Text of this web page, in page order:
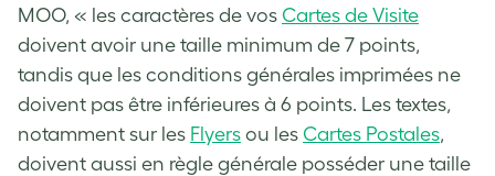
MOO, « les caractères de vos Cartes de Visite
doivent avoir une taille minimum de 7 points,
tandis que les conditions générales imprimées ne
doivent pas être inférieures à 6 points. Les textes,
notamment sur les Flyers ou les Cartes Postales,
doivent aussi en règle générale posséder une taille